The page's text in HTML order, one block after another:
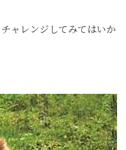
ャレンジしてみてはいか